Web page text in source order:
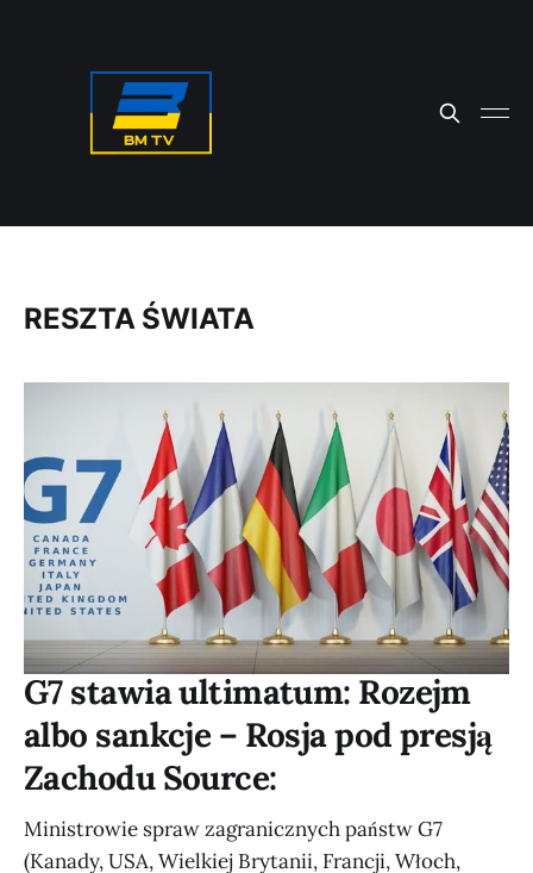
RESZTA ŚWIATA
G7 stawia ultimatum: Rozejm
albo sankcje – Rosja pod presją
Zachodu Source:
Ministrowie spraw zagranicznych państw G7
(Kanady, USA, Wielkiej Brytanii, Francji, Włoch,